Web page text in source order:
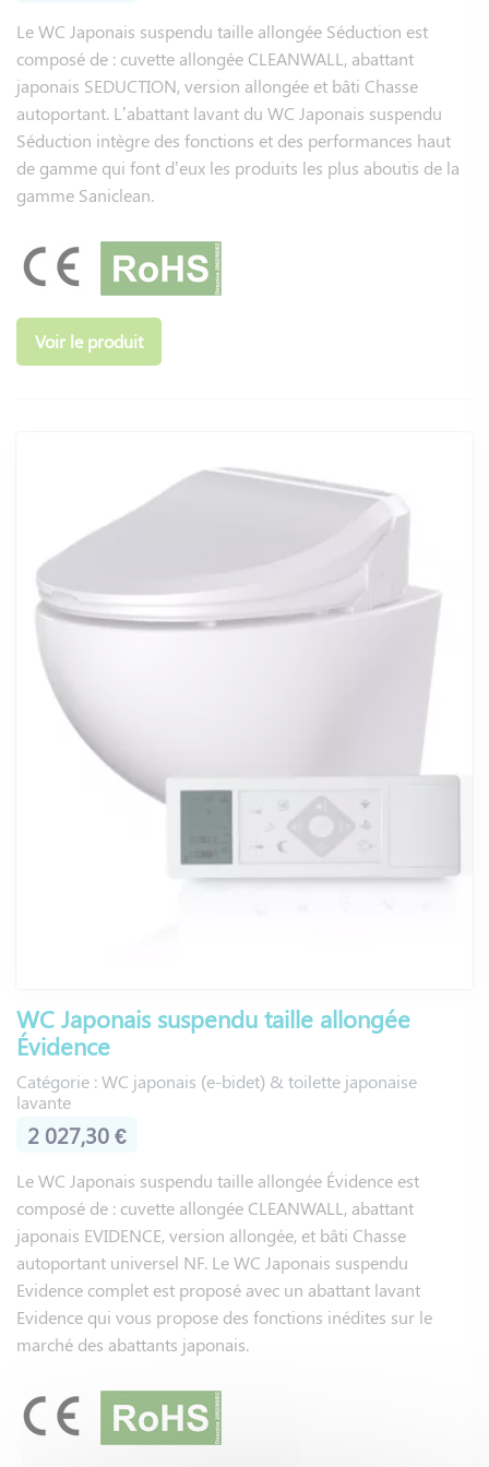
suspendu. Cette solution pratique ne nécessite aucune
modification majeure de votre installation existante.
L'adaptabilité remarquable des modèles Saniclean permet
leur fixation sur 99% des cuvettes du marché.
Notre gamme propose des versions de taille standard,
allongée ou carrée pour répondre à toutes les
configurations. Le modèle SANIONE, par exemple,
tandis que l'abattant SEDUCTION offre des fonctionnalités
premium comme le siège chauffant et le séchage à air
chaud.
Le WC Japonais suspendu taille allongée Séduction est
composé de : cuvette allongée CLEANWALL, abattant
japonais SEDUCTION, version allongée et bâti Chasse
autoportant. L’abattant lavant du WC Japonais suspendu
Séduction intègre des fonctions et des performances haut
de gamme qui font d’eux les produits les plus aboutis de la
gamme Saniclean.
Voir le produit
WC Japonais suspendu taille allongée
Évidence
Catégorie : WC japonais (e-bidet) & toilette japonaise
lavante
2 027,30 €
Le WC Japonais suspendu taille allongée Évidence est
composé de : cuvette allongée CLEANWALL, abattant
japonais EVIDENCE, version allongée, et bâti Chasse
autoportant universel NF. Le WC Japonais suspendu
Evidence complet est proposé avec un abattant lavant
Evidence qui vous propose des fonctions inédites sur le
marché des abattants japonais.